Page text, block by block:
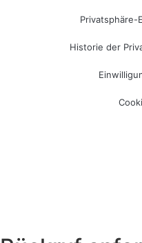
Privatsphäre-
Historie der